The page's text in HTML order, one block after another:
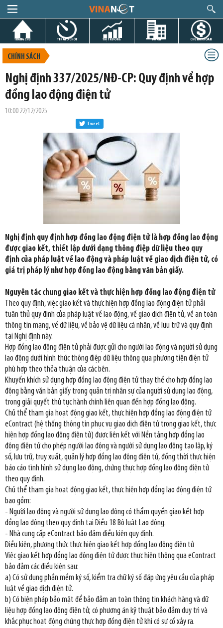
TRANG CHỦ TIN GIỜ CHÓT THỊ TRƯỜNG DỰ ÁN CHỨNG KHOÁN
CHÍNH SÁCH
Nghị định 337/2025/NĐ-CP: Quy định về hợp
đồng lao động điện tử
10:00 22/12/2025
Tweet
Nghị định quy định hợp đồng lao động điện tử là hợp đồng lao động
được giao kết, thiết lập dưới dạng thông điệp dữ liệu theo quy
định của pháp luật về lao động và pháp luật về giao dịch điện tử, có
giá trị pháp lý như hợp đồng lao động bằng văn bản giấy.
Nguyên tắc chung giao kết và thực hiện hợp đồng lao động điện tử
Theo quy định, việc giao kết và thực hiện hợp đồng lao động điện tử phải
tuân thủ quy định của pháp luật về lao động, về giao dịch điện tử, về an toàn
thông tin mạng, về dữ liệu, về bảo vệ dữ liệu cá nhân, về lưu trữ và quy định
tại Nghị định này.
Hợp đồng lao động điện tử phải được gửi cho người lao động và người sử dụng
lao động dưới hình thức thông điệp dữ liệu thông qua phương tiện điện tử
phù hợp theo thỏa thuận của các bên.
Khuyến khích sử dụng hợp đồng lao động điện tử thay thế cho hợp đồng lao
động bằng văn bản giấy trong quản trị nhân sự của người sử dụng lao động,
trong giải quyết thủ tục hành chính liên quan đến hợp đồng lao động.
Chủ thể tham gia hoạt động giao kết, thực hiện hợp đồng lao động điện tử
eContract (hệ thống thông tin phục vụ giao dịch điện tử trong giao kết, thực
hiện hợp đồng lao động điện tử) được liên kết với Nền tảng hợp đồng lao
động điện tử cho phép người lao động và người sử dụng lao động tạo lập, ký
số, lưu trữ, truy xuất, quản lý hợp đồng lao động điện tử, đồng thời thực hiện
báo cáo tình hình sử dụng lao động, chứng thực hợp đồng lao động điện tử
theo quy định.
Chủ thể tham gia hoạt động giao kết, thực hiện hợp đồng lao động điện tử
bao gồm:
- Người lao động và người sử dụng lao động có thẩm quyền giao kết hợp
đồng lao động theo quy định tại Điều 18 Bộ luật Lao động.
- Nhà cung cấp eContract bảo đảm điều kiện quy định.
Điều kiện, phương thức thực hiện giao kết hợp đồng lao động điện tử
Việc giao kết hợp đồng lao động điện tử được thực hiện thông qua eContract
bảo đảm các điều kiện sau:
a) Có sử dụng phần mềm ký số, kiểm tra chữ ký số đáp ứng yêu cầu của pháp
luật về giao dịch điện tử.
b) Có biện pháp bảo mật để bảo đảm an toàn thông tin khách hàng và dữ
liệu hợp đồng lao động điện tử; có phương án kỹ thuật bảo đảm duy trì và
khắc phục hoạt động chứng thực hợp đồng điện tử khi có sự cố xảy ra.